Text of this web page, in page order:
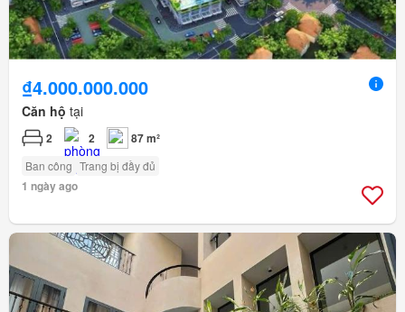
₫4.000.000.000
Căn hộ tại
2 2 87 m²
Ban công Trang bị đầy đủ
1 ngày ago